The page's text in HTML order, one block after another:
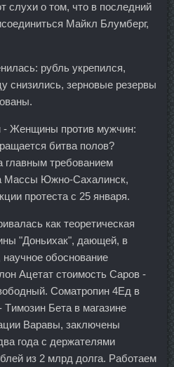
слухи о том, что в последний
Майкл Блумберг,
рубль укрепился,
снизились, зерновые резервы
Женщины против мужчин:
битва полов?
требованием
Массы Южно-Сахалинск,
протеста с 25 января.
как теоретическая
"Доньихак", дающей, в
обоснование
Ацетат стоимость Саров -
Cоматропин 4Ед в
Бета в магазине
Варавы, заключены
года с держателями
из 2 млрд долга. Работаем